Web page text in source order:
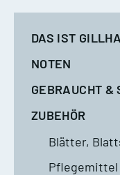
DAS IST
NOTEN
GEBRAUCHT &
ZUBEHÖR
Blätter,
Pflegemittel